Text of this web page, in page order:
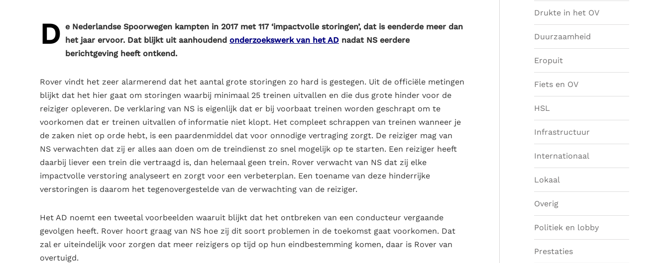
D e Nederlandse Spoorwegen kampten in 2017 met 117 ‘impactvolle storingen’, dat is eenderde meer dan
het jaar ervoor. Dat blijkt uit aanhoudend onderzoekswerk van het AD nadat NS eerdere
berichtgeving heeft ontkend.
Rover vindt het zeer alarmerend dat het aantal grote storingen zo hard is gestegen. Uit de officiële metingen
blijkt dat het hier gaat om storingen waarbij minimaal 25 treinen uitvallen en die dus grote hinder voor de
reiziger opleveren. De verklaring van NS is eigenlijk dat er bij voorbaat treinen worden geschrapt om te
voorkomen dat er treinen uitvallen of informatie niet klopt. Het compleet schrappen van treinen wanneer je
de zaken niet op orde hebt, is een paardenmiddel dat voor onnodige vertraging zorgt. De reiziger mag van
NS verwachten dat zij er alles aan doen om de treindienst zo snel mogelijk op te starten. Een reiziger heeft
daarbij liever een trein die vertraagd is, dan helemaal geen trein. Rover verwacht van NS dat zij elke
impactvolle verstoring analyseert en zorgt voor een verbeterplan. Een toename van deze hinderrijke
verstoringen is daarom het tegenovergestelde van de verwachting van de reiziger.
Het AD noemt een tweetal voorbeelden waaruit blijkt dat het ontbreken van een conducteur vergaande
gevolgen heeft. Rover hoort graag van NS hoe zij dit soort problemen in de toekomst gaat voorkomen. Dat
zal er uiteindelijk voor zorgen dat meer reizigers op tijd op hun eindbestemming komen, daar is Rover van
overtuigd.
Drukte in het OV
Duurzaamheid
Eropuit
Fiets en OV
HSL
Infrastructuur
Internationaal
Lokaal
Overig
Politiek en lobby
Prestaties